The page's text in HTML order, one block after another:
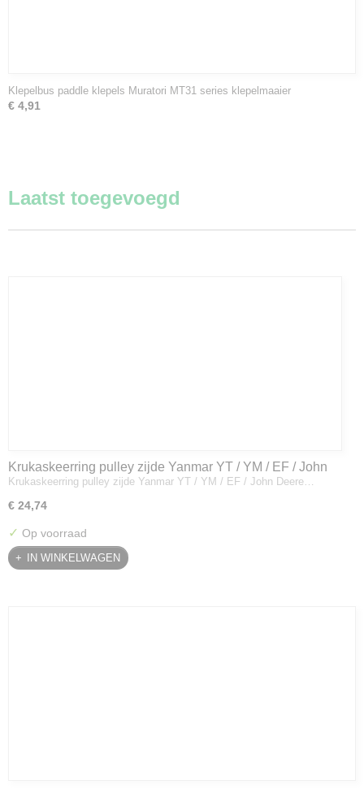
Klepelbus paddle klepels Muratori MT31 series klepelmaaier
€ 4,91
Laatst toegevoegd
Krukaskeerring pulley zijde Yanmar YT / YM / EF / John
Deere - 119934-01800
Krukaskeerring pulley zijde Yanmar YT / YM / EF / John Deere…
€ 24,74
✓ Op voorraad
IN WINKELWAGEN